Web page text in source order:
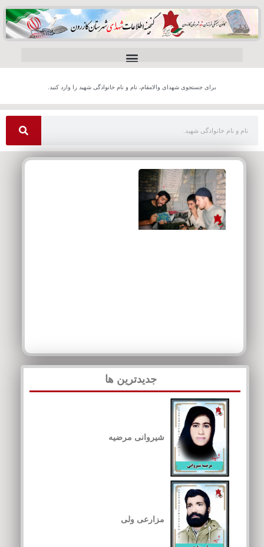
برای جستجوی شهدای والامقام، نام و نام خانوادگی شهید را وارد کنید.
جدیدترین ها
شیروانی مرضیه
مزارعی ولی